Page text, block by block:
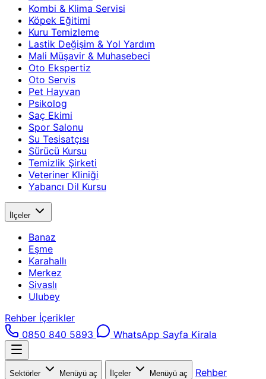
Kombi & Klima Servisi
Köpek Eğitimi
Kuru Temizleme
Lastik Değişim & Yol Yardım
Mali Müşavir & Muhasebeci
Oto Ekspertiz
Oto Servis
Pet Hayvan
Psikolog
Saç Ekimi
Spor Salonu
Su Tesisatçısı
Sürücü Kursu
Temizlik Şirketi
Veteriner Kliniği
Yabancı Dil Kursu
İlçeler
Banaz
Eşme
Karahallı
Merkez
Sivaslı
Ulubey
Rehber İçerikler
0850 840 5893
WhatsApp Sayfa Kirala
Sektörler Menüyü aç İlçeler Menüyü aç
Rehber